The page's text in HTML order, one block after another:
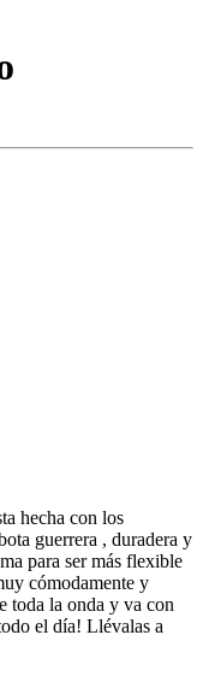
hecha con los
guerrera , duradera y
para ser más flexible
cómodamente y
toda la onda y va con
el día! Llévalas a